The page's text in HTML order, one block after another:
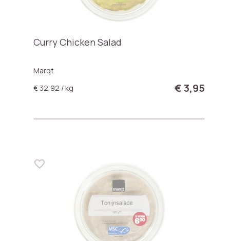
Curry Chicken Salad
Marqt
€ 32,92 / kg
€ 3,95